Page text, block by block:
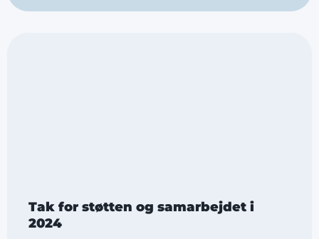
Tak for støtten og samarbejdet i
2024